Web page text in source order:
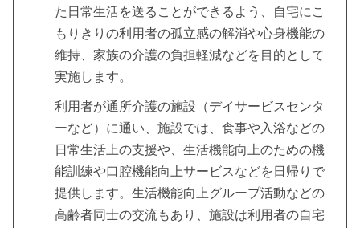
た日常生活を送ることができるよう、自宅にこ
もりきりの利用者の孤立感の解消や心身機能の
維持、家族の介護の負担軽減などを目的として
実施します。
利用者が通所介護の施設（デイサービスセンタ
ーなど）に通い、施設では、食事や入浴などの
日常生活上の支援や、生活機能向上のための機
能訓練や口腔機能向上サービスなどを日帰りで
提供します。生活機能向上グループ活動などの
高齢者同士の交流もあり、施設は利用者の自宅